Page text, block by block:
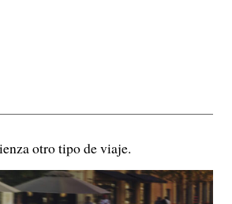
otro tipo de viaje.